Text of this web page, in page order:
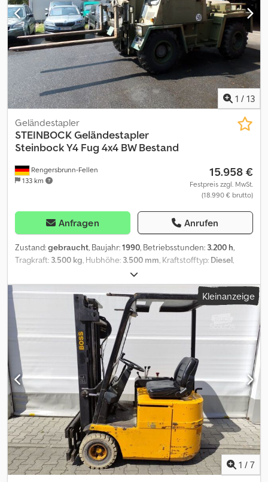
1 / 13
Rengersbrunn-Fellen
133 km
Geländestapler
STEINBOCKGeländestapler
Steinbock Y4 Fug 4x4 BW Bestand
15.958 €
Festpreis zzgl. MwSt.
(18.990 € brutto)
Anfragen Anrufen
Zustand:gebraucht, Baujahr:1990, Betriebsstunden: 3.200 h,
Tragkraft: 3.500 kg , Hubhöhe: 3.500 mm , Kraftstofftyp: Diesel
, Getriebetyp:
Kabine, 1x Steinbock Geländestapler Y4 Allrad aus BW Bestand
guter Zustand ca 3200 Betr Stunden Allradantrieb ZF
Automatikgetriebe 6WG 120 6 Gänge 50 Km/h Wedeschaltung
Servolenkung Dieselmotor Deutz F6L913 Luftgekühlt mit
78KW/108 PS Wandlergetriebe ZF mit Wendeschaltung und 6
Gängen ZF 6WG 120 Kabine mit Heizung Lüftung Austellfenster
Standheizung Hubhöhe 3500 mm Tragkraft 3500 kg Zulässiges
Gesamtgewicht 10500 kg. Leergewicht ca 8900 Kg Dublex Mast
mit Seitenschieber und 3 Steuerkreis Seitliche Verstellung
Drehverstellung . Allrad zuschaltbar. Stapler mit 3200 St Bereifung
neuwertig letzte Wartung 2022 mit Schneeketten und
Gabelzinkenverlängerungen 2x Dodpfx Asw Hihwjdqock Guter
Zustand.Einsatzbereit. Tüv Au & Neu Abnahme 950 euro Mwst
ausweisbar
Kleinanzeige
1 / 7